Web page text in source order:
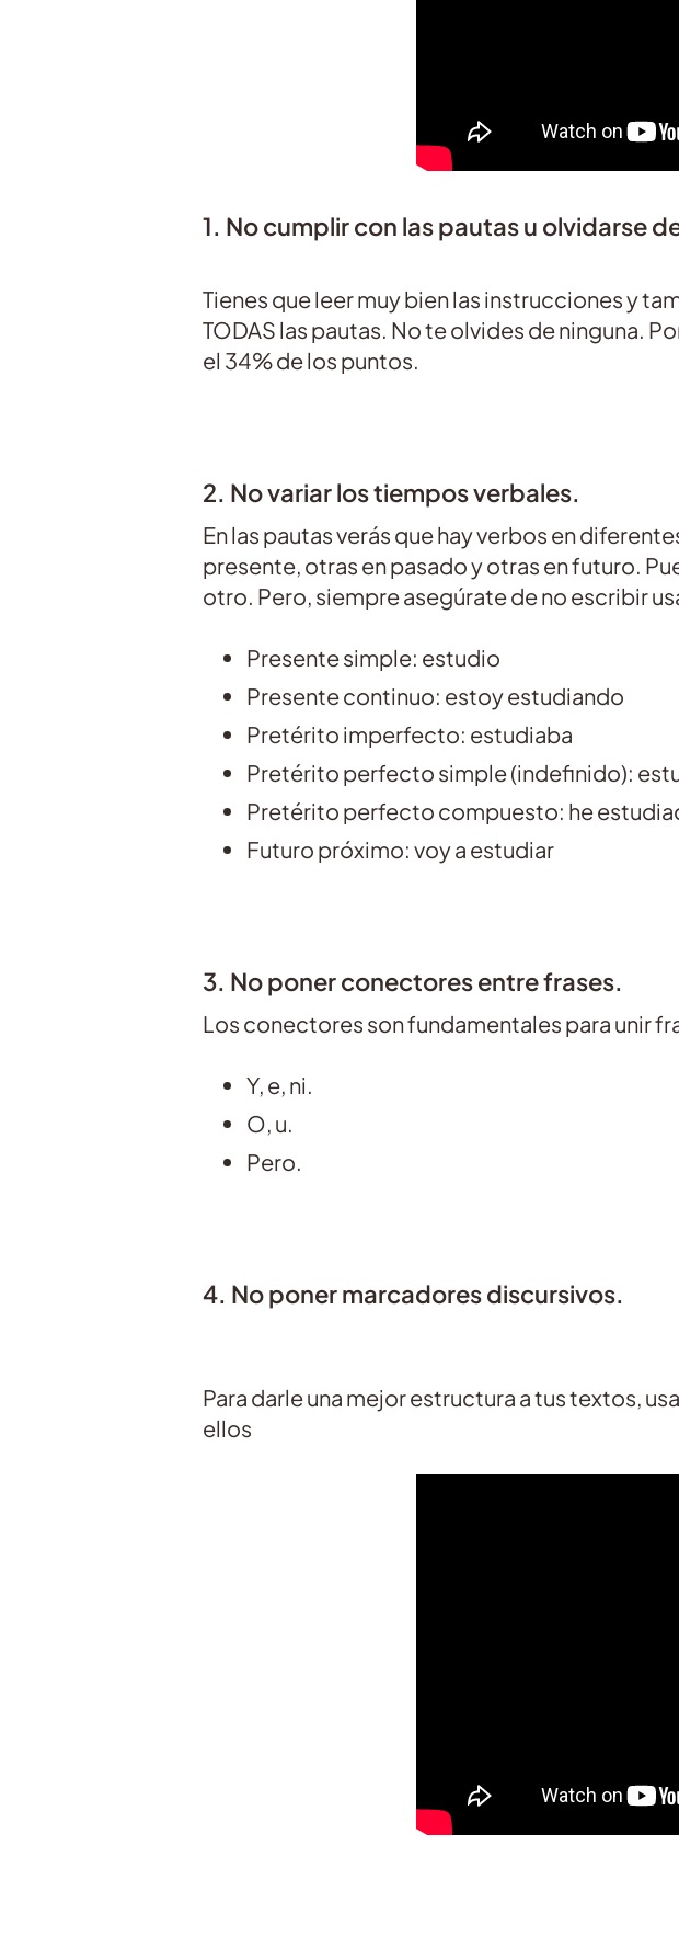
1. No cumplir con las pautas u olvidarse
Tienes que leer muy bien las instrucciones y
TODAS las pautas. No te olvides de ninguna.
el 34% de los puntos.
2. No variar los tiempos verbales.
En las pautas verás que hay verbos en
presente, otras en pasado y otras en futuro.
otro. Pero, siempre asegúrate de no escribir
Presente simple: estudio
Presente continuo: estoy estudiando
Pretérito imperfecto: estudiaba
Pretérito perfecto simple (indefinido):
Pretérito perfecto compuesto: he
Futuro próximo: voy a estudiar
3. No poner conectores entre frases.
Los conectores son fundamentales para unir
Y, e, ni.
O, u.
Pero.
4. No poner marcadores discursivos.
Para darle una mejor estructura a tus textos,
ellos